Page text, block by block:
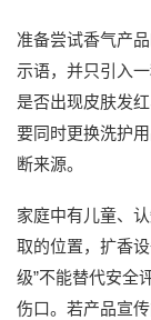
准备尝试香气产
示语，并只引入
是否出现皮肤发
要同时更换洗护
断来源。
家庭中有儿童、
取的位置，扩香
级”不能替代安全
伤口。若产品宣